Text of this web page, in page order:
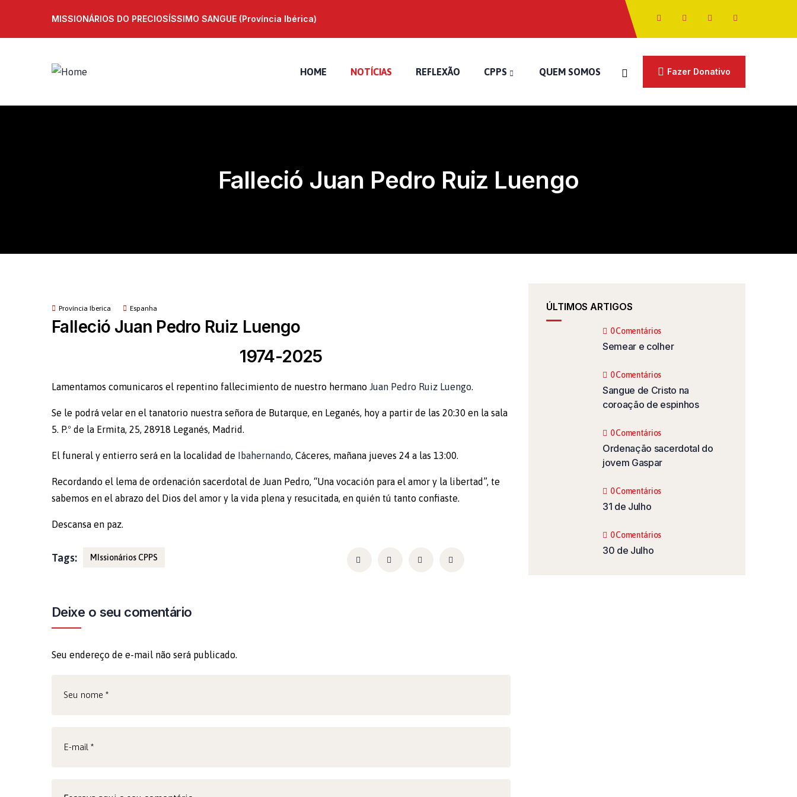
MISSIONÁRIOS DO PRECIOSÍSSIMO SANGUE (Província Ibérica)
HOME NOTÍCIAS REFLEXÃO CPPS QUEM SOMOS Fazer Donativo
Falleció Juan Pedro Ruiz Luengo
Província Iberica Espanha
Falleció Juan Pedro Ruiz Luengo
1974-2025
Lamentamos comunicaros el repentino fallecimiento de nuestro hermano Juan Pedro Ruiz Luengo.
Se le podrá velar en el tanatorio nuestra señora de Butarque, en Leganés, hoy a partir de las 20:30 en la sala
5. P.º de la Ermita, 25, 28918 Leganés, Madrid.
El funeral y entierro será en la localidad de Ibahernando, Cáceres, mañana jueves 24 a las 13:00.
Recordando el lema de ordenación sacerdotal de Juan Pedro, “Una vocación para el amor y la libertad”, te
sabemos en el abrazo del Dios del amor y la vida plena y resucitada, en quién tú tanto confiaste.
Descansa en paz.
Tags: MIssionários CPPS
Deixe o seu comentário
Seu endereço de e-mail não será publicado.
ÚLTIMOS ARTIGOS
0 Comentários
Semear e colher
0 Comentários
Sangue de Cristo na
coroação de espinhos
0 Comentários
Ordenação sacerdotal do
jovem Gaspar
0 Comentários
31 de Julho
0 Comentários
30 de Julho